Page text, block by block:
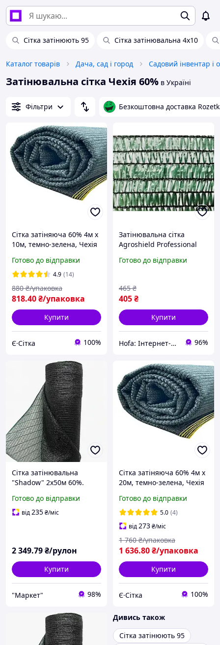
Сітка затінюють 95 Сітка затінювальна 4х10
Каталог товарів Дача, сад і город Садовий інвентар і
Затінювальна сітка Чехія 60% в Україні
Фільтри Безкоштовна доставка
Сітка затіняюча 60% 4м х
10м, темно-зелена, Чехія
Готово до відправки
4.9 (14)
818.40₴/упаковка
880 ₴/упаковка
Купити
Є·Сітка 100%
Затінювальна сітка
Agroshield Professional
Зелена пакетована Хакі
від сонця
Готово до відправки
405₴
465 ₴
Купити
Hofa: Інтернет-магазин взуття, одягу і товарів для дому! 96%
Сітка затінювальна
"Shadow" 2х50м 60%.
Готово до відправки
від235₴/міс
2 349.79₴/рулон
Купити
"Маркет" 98%
Сітка затіняюча 60% 4м х
20м, темно-зелена, Чехія
Готово до відправки
5.0 (4)
від273₴/міс
1 636.80₴/упаковка
1 760 ₴/упаковка
Купити
Є·Сітка 100%
Дивись також
Сітка затінюють 95